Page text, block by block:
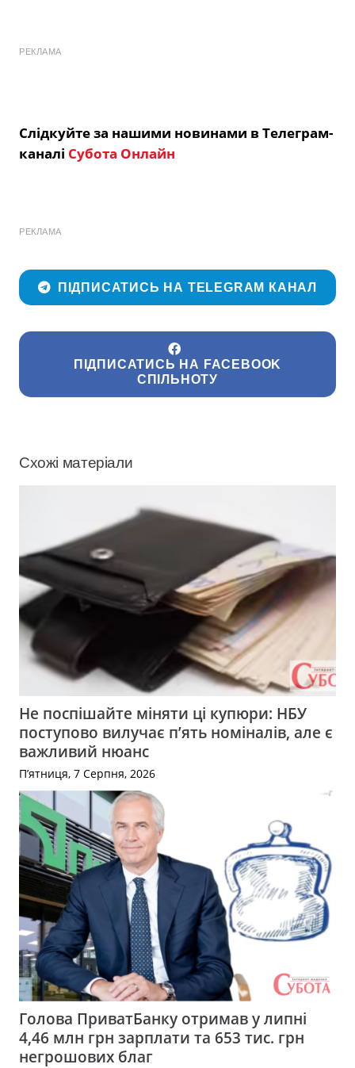
РЕКЛАМА
Слідкуйте за нашими новинами в Телеграм-
каналі Субота Онлайн
РЕКЛАМА
ПІДПИСАТИСЬ НА TELEGRAM КАНАЛ
ПІДПИСАТИСЬ НА FACEBOOK
СПІЛЬНОТУ
Схожі матеріали
Не поспішайте міняти ці купюри: НБУ
поступово вилучає п’ять номіналів, але є
важливий нюанс
П’ятниця, 7 Серпня, 2026
Голова ПриватБанку отримав у липні
4,46 млн грн зарплати та 653 тис. грн
негрошових благ